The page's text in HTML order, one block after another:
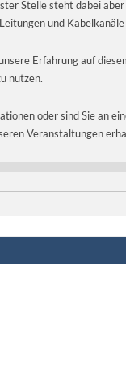
Stelle steht dabei
und
Erfahrung auf
nutzen.
oder sind Sie an
Veranstaltungen